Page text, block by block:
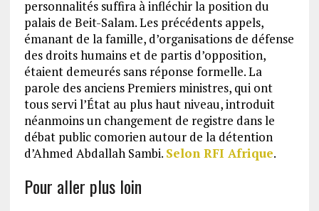
personnalités suffira à infléchir la position du
palais de Beit-Salam. Les précédents appels,
émanant de la famille, d’organisations de défense
des droits humains et de partis d’opposition,
étaient demeurés sans réponse formelle. La
parole des anciens Premiers ministres, qui ont
tous servi l’État au plus haut niveau, introduit
néanmoins un changement de registre dans le
débat public comorien autour de la détention
d’Ahmed Abdallah Sambi. Selon RFI Afrique.
Pour aller plus loin